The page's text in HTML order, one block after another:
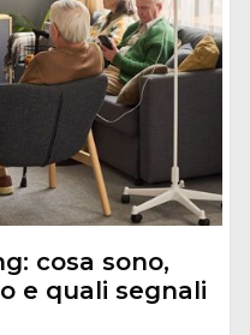
cosa sono,
e quali segnali